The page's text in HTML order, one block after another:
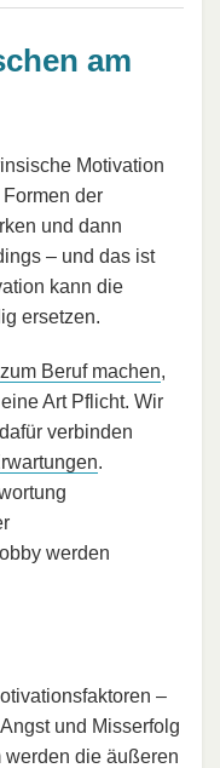
am
Motivation
der
und dann
– und das ist
kann die
ersetzen.
Beruf machen,
Art Pflicht. Wir
verbinden
.
werden
–
und Misserfolg
werden die äußeren